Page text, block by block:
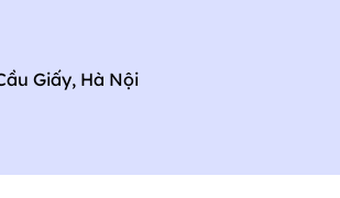
Giấy, Hà Nội